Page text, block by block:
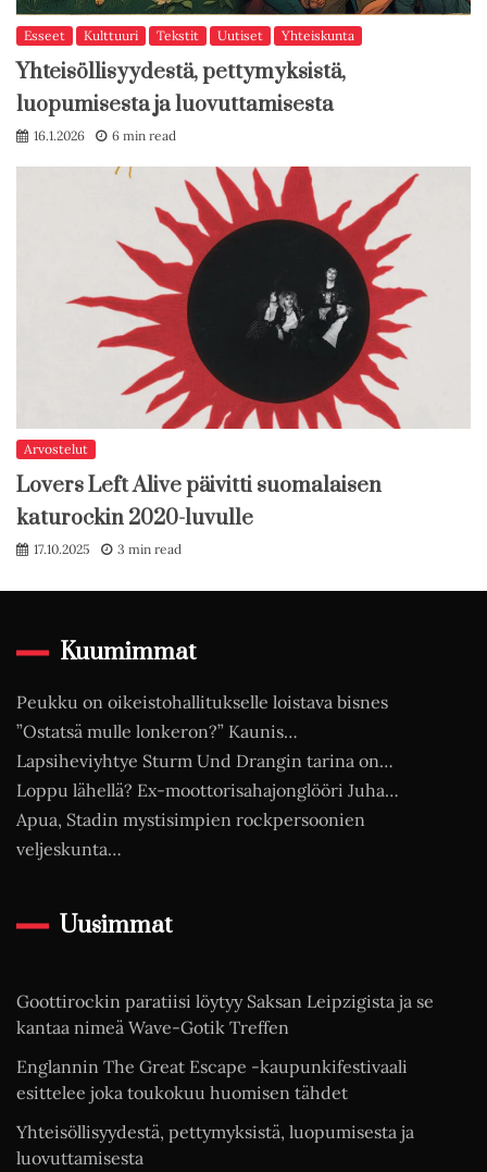
Esseet Kulttuuri Tekstit Uutiset Yhteiskunta
Yhteisöllisyydestä, pettymyksistä,
luopumisesta ja luovuttamisesta
16.1.2026 6 min read
Arvostelut
Lovers Left Alive päivitti suomalaisen
katurockin 2020-luvulle
17.10.2025 3 min read
Kuumimmat
Peukku on oikeistohallitukselle loistava bisnes
”Ostatsä mulle lonkeron?” Kaunis…
Lapsiheviyhtye Sturm Und Drangin tarina on…
Loppu lähellä? Ex-moottorisahajonglööri Juha…
Apua, Stadin mystisimpien rockpersoonien
veljeskunta…
Uusimmat
Goottirockin paratiisi löytyy Saksan Leipzigista ja se
kantaa nimeä Wave-Gotik Treffen
Englannin The Great Escape -kaupunkifestivaali
esittelee joka toukokuu huomisen tähdet
Yhteisöllisyydestä, pettymyksistä, luopumisesta ja
luovuttamisesta